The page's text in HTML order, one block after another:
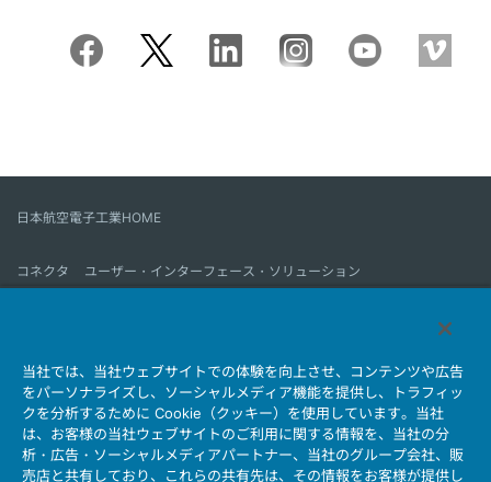
日本航空電子工業HOME
コネクタ
ユーザー・インターフェース・ソリューション
会社情報 サステナビリティ IR情報 採用情報
会社情報新着一覧
製品情報新着一覧
サイトマップ お問い合わせ
当社では、当社ウェブサイトでの体験を向上させ、コンテンツや広告
をパーソナライズし、ソーシャルメディア機能を提供し、トラフィッ
クを分析するために Cookie（クッキー）を使用しています。当社
は、お客様の当社ウェブサイトのご利用に関する情報を、当社の分
析・広告・ソーシャルメディアパートナー、当社のグループ会社、販
売店と共有しており、これらの共有先は、その情報をお客様が提供し